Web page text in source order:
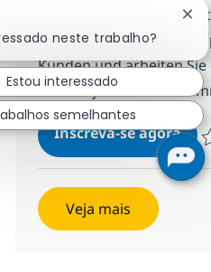
Technologien
zukunftsfähige
Kunden und arbeiten
und Projektteams
Inscreva-se agora
Veja mais
neste trabalho?
Estou interessado
semelhantes